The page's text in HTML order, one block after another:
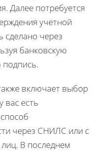
Далее потребуется
учетной
сделано через
банковскую
подпись.
включает выбор
вас есть
через СНИЛС или с
В последнем